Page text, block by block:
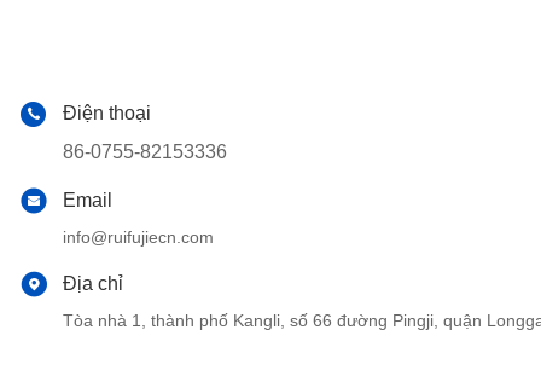
Điện thoại
86-0755-82153336
Email
info@ruifujiecn.com
Địa chỉ
Tòa nhà 1, thành phố Kangli, số 66 đường Pingji, quận